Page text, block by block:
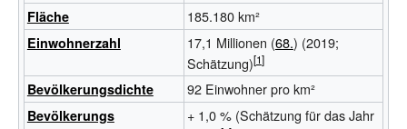
Fläche 185.180 km²
Einwohnerzahl 17,1 Millionen (68.) (2019;
Schätzung)
Bevölkerungsdichte 92 Einwohner pro km²
Bevölkerungs
+ 1,0% (Schätzung für das Jahr